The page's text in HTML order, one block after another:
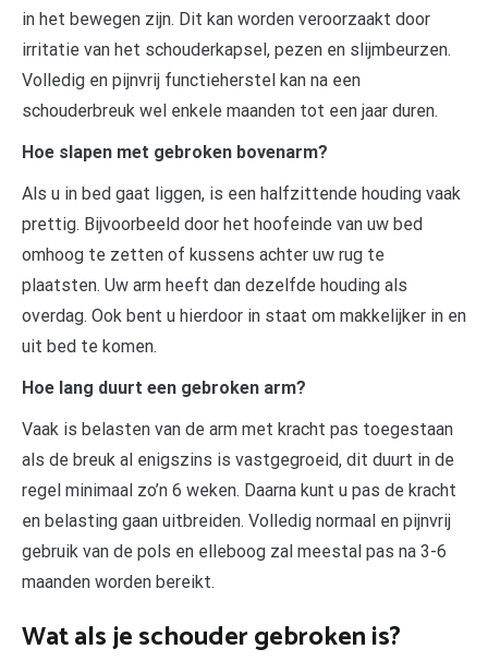
in het bewegen zijn. Dit kan worden veroorzaakt door
irritatie van het schouderkapsel, pezen en slijmbeurzen.
Volledig en pijnvrij functieherstel kan na een
schouderbreuk wel enkele maanden tot een jaar duren.
Hoe slapen met gebroken bovenarm?
Als u in bed gaat liggen, is een halfzittende houding vaak
prettig. Bijvoorbeeld door het hoofeinde van uw bed
omhoog te zetten of kussens achter uw rug te
plaatsten. Uw arm heeft dan dezelfde houding als
overdag. Ook bent u hierdoor in staat om makkelijker in en
uit bed te komen.
Hoe lang duurt een gebroken arm?
Vaak is belasten van de arm met kracht pas toegestaan
als de breuk al enigszins is vastgegroeid, dit duurt in de
regel minimaal zo’n 6 weken. Daarna kunt u pas de kracht
en belasting gaan uitbreiden. Volledig normaal en pijnvrij
gebruik van de pols en elleboog zal meestal pas na 3-6
maanden worden bereikt.
Wat als je schouder gebroken is?